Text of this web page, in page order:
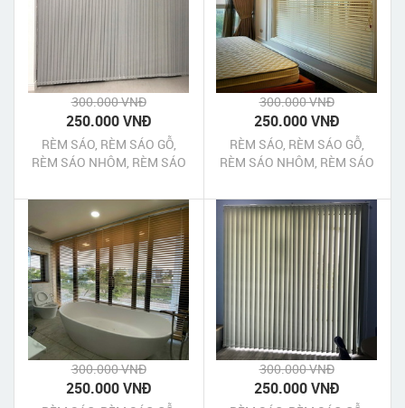
300.000 VNĐ
250.000 VNĐ
RÈM SÁO, RÈM SÁO GỖ,
RÈM SÁO NHÔM, RÈM SÁO
300.000 VNĐ
250.000 VNĐ
RÈM SÁO, RÈM SÁO GỖ,
RÈM SÁO NHÔM, RÈM SÁO
300.000 VNĐ
250.000 VNĐ
300.000 VNĐ
250.000 VNĐ